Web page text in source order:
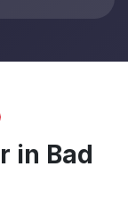
in Bad